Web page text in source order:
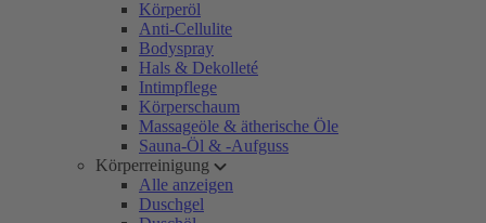
Körperöl
Anti-Cellulite
Bodyspray
Hals & Dekolleté
Intimpflege
Körperschaum
Massageöle & ätherische Öle
Sauna-Öl & -Aufguss
Körperreinigung
Alle anzeigen
Duschgel